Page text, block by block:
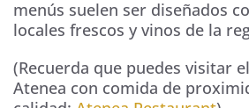
menús suelen ser diseñados
locales frescos y vinos de la
(Recuerda que puedes visitar
Atenea con comida de